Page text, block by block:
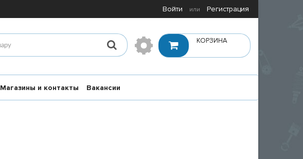
Войти или Регистрация
КОРЗИНА
Магазины и контакты Вакансии